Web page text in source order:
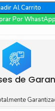
Al Carrito
Por WhastApp
de